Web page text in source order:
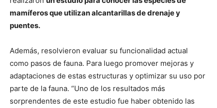
mamíferos que utilizan alcantarillas de drenaje y
puentes.
Además, resolvieron evaluar su funcionalidad actual
como pasos de fauna. Para luego promover mejoras y
adaptaciones de estas estructuras y optimizar su uso por
parte de la fauna. “Uno de los resultados más
sorprendentes de este estudio fue haber obtenido las